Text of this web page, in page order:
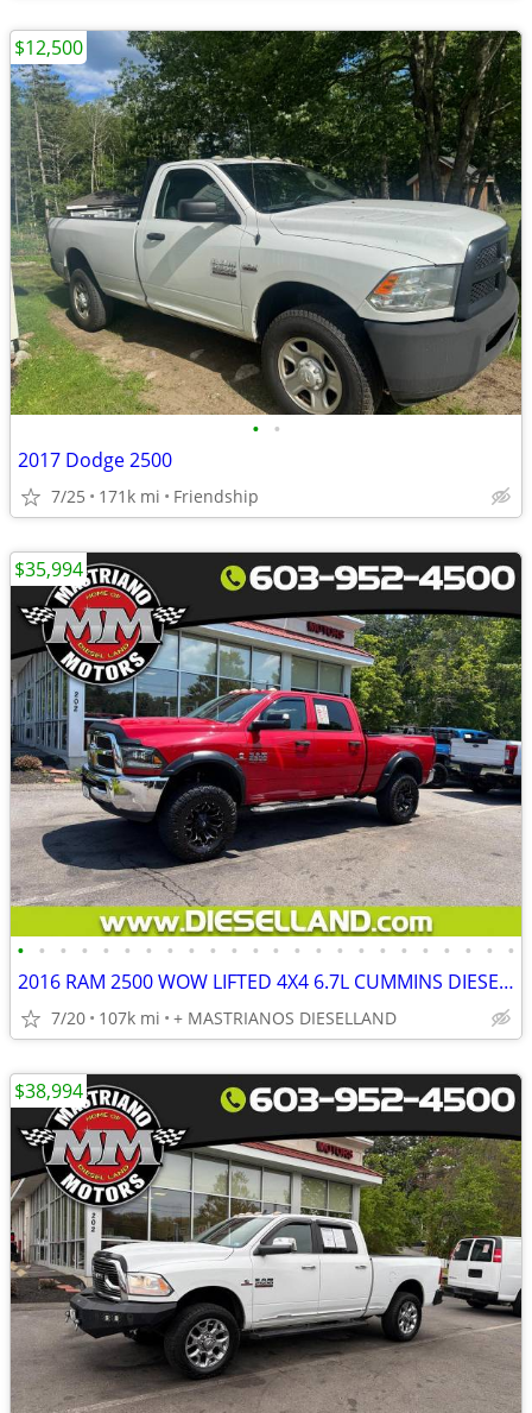
• •
2017 Dodge 2500
7/25 171k mi Friendship
$12,500
• • • • • • • • • • • • • • • • • • • • • • • •
2016 RAM 2500 WOW LIFTED 4X4 6.7L CUMMINS DIESEL NO RUST!! **FINANCING AVAILABLE
7/20 107k mi + MASTRIANOS DIESELLAND
$35,994
$38,994